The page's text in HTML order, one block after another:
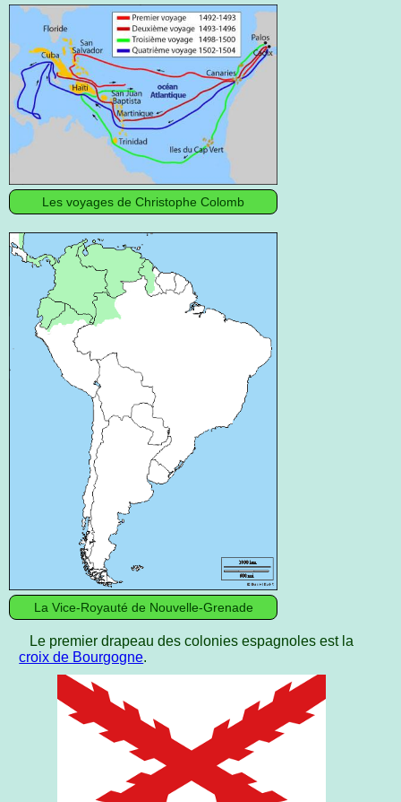
Les voyages de Christophe Colomb
La Vice-Royauté de Nouvelle-Grenade
Le premier drapeau des colonies espagnoles est la
croix de Bourgogne.